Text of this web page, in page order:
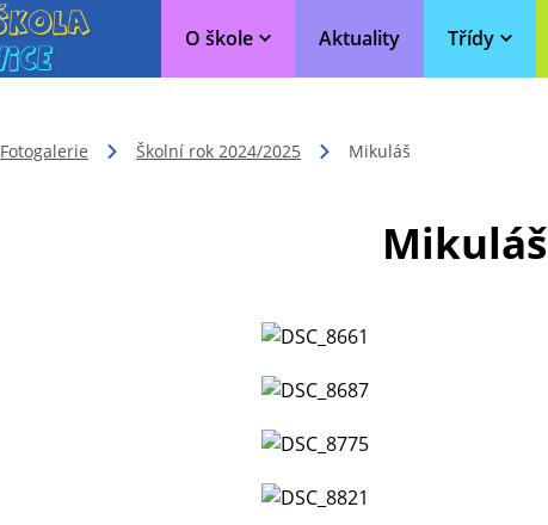
O škole Aktuality Třídy
Fotogalerie Školní rok 2024/2025 Mikuláš
Mikuláš